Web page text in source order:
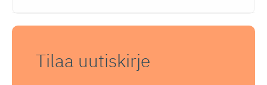
Tilaa uutiskirje